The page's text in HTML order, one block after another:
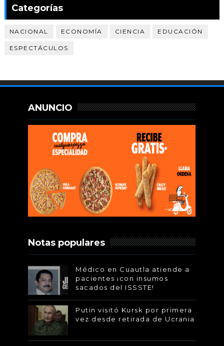
Categorías
NACIONAL ECONOMÍA CIENCIA EDUCACIÓN
ESPECTÁCULOS
ANUNCIO
Notas populares
Médico en Cuautla atiende a
pacientes ¡con insumos
sacados del ISSSTE!
Putin visitó Kursk por primera
vez desde retirada de Ucrania